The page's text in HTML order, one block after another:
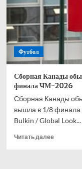
ЧМ-2026
Футбол
Сборная Канады
финала ЧМ-2026
Сборная Канады
вышла в 1/8 финала
Bulkin / Global Look...
Читать далееПрочитать